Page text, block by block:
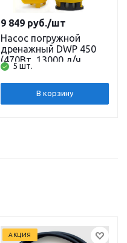
Насос погружной
дренажный DWP 450
(470Вт, 13000 л/ч,
9,5м) кабель 10 м. для
грязевых водоемов
BELAMOS
5 шт.
9 849 руб./шт
В корзину
АКЦИЯ